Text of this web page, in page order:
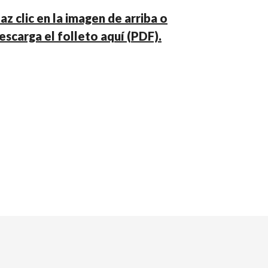
clic en la imagen de arriba o
el folleto aquí (PDF).